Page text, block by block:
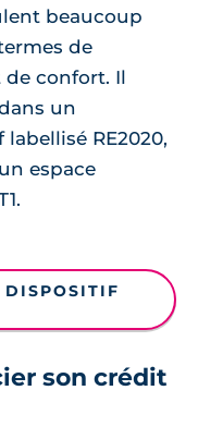
beaucoup
de
confort. Il
un
RE2020,
espace
DISPOSITIF
son crédit